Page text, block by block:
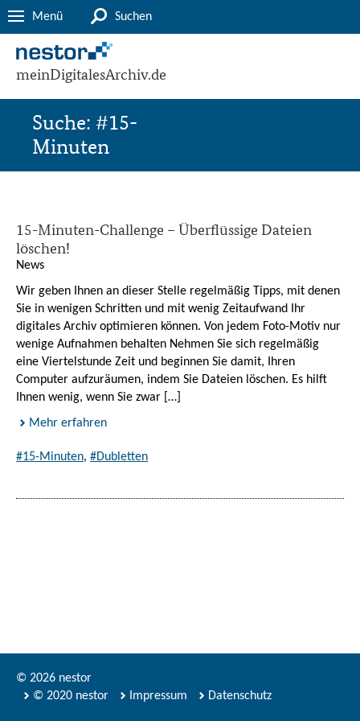
Menü Suchen
meinDigitalesArchiv.de
Suche: #15-
Minuten
15-Minuten-Challenge – Überflüssige Dateien
löschen!
News
Wir geben Ihnen an dieser Stelle regelmäßig Tipps, mit denen
Sie in wenigen Schritten und mit wenig Zeitaufwand Ihr
digitales Archiv optimieren können. Von jedem Foto-Motiv nur
wenige Aufnahmen behalten Nehmen Sie sich regelmäßig
eine Viertelstunde Zeit und beginnen Sie damit, Ihren
Computer aufzuräumen, indem Sie Dateien löschen. Es hilft
Ihnen wenig, wenn Sie zwar […]
Mehr erfahren
#15-Minuten, #Dubletten
© 2026 nestor
© 2020 nestor
Impressum Datenschutz